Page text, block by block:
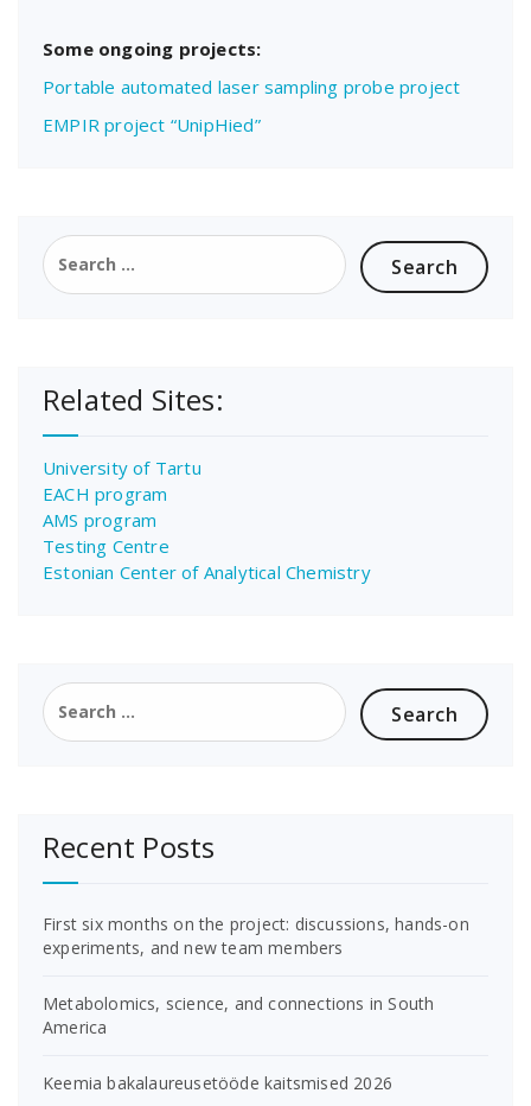
Some ongoing projects:
Portable automated laser sampling probe project
EMPIR project “UnipHied”
Search
for:
Related Sites:
University of Tartu
EACH program
AMS program
Testing Centre
Estonian Center of Analytical Chemistry
Search
for:
Recent Posts
First six months on the project: discussions, hands-on
experiments, and new team members
Metabolomics, science, and connections in South
America
Keemia bakalaureusetööde kaitsmised 2026